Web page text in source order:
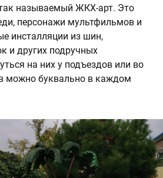
так называемый ЖКХ-арт. Это
персонажи мультфильмов и
инсталляции из шин,
и других подручных
на них у подъездов или во
можно буквально в каждом